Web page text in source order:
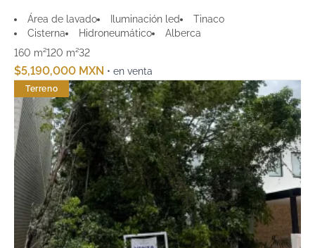
Área de lavado Iluminación led
Tinaco
Cisterna
Hidroneumático
Alberca
160 m²120 m²32
$5,190,000 MXN • en venta
Terreno